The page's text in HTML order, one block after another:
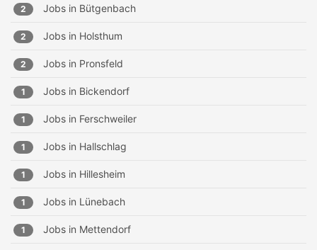
2 Jobs in Bütgenbach
2 Jobs in Holsthum
2 Jobs in Pronsfeld
1 Jobs in Bickendorf
1 Jobs in Ferschweiler
1 Jobs in Hallschlag
1 Jobs in Hillesheim
1 Jobs in Lünebach
1 Jobs in Mettendorf